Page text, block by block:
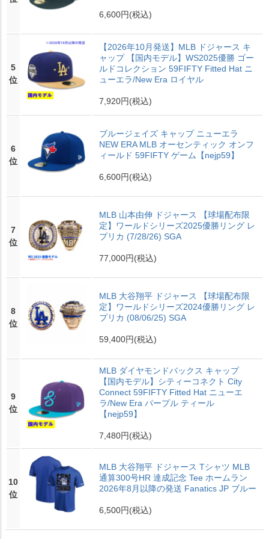
6,600円(税込)
5
位
【2026年10月発送】MLB ドジャース キ
ャップ 【国内モデル】WS2025優勝 ゴー
ルドコレクション 59FIFTY Fitted Hat ニ
ューエラ/New Era ロイヤル
7,920円(税込)
6
位
ブルージェイズ キャップ ニューエラ
NEW ERA MLB オーセンティック オンフ
ィールド 59FIFTY ゲーム【nejp59】
6,600円(税込)
7
位
MLB 山本由伸 ドジャース 【球場配布限
定】ワールドシリーズ2025優勝リング レ
プリカ (7/28/26) SGA
77,000円(税込)
8
位
MLB 大谷翔平 ドジャース 【球場配布限
定】ワールドシリーズ2024優勝リング レ
プリカ (08/06/25) SGA
59,400円(税込)
9
位
MLB ダイヤモンドバックス キャップ
【国内モデル】シティーコネクト City
Connect 59FIFTY Fitted Hat ニューエ
ラ/New Era パープル ティール
【nejp59】
7,480円(税込)
10
位
MLB 大谷翔平 ドジャース Tシャツ MLB
通算300号HR 達成記念 Tee ホームラン
2026年8月以降の発送 Fanatics JP ブルー
6,500円(税込)